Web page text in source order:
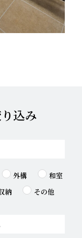
込み
外構
和室
納 その他